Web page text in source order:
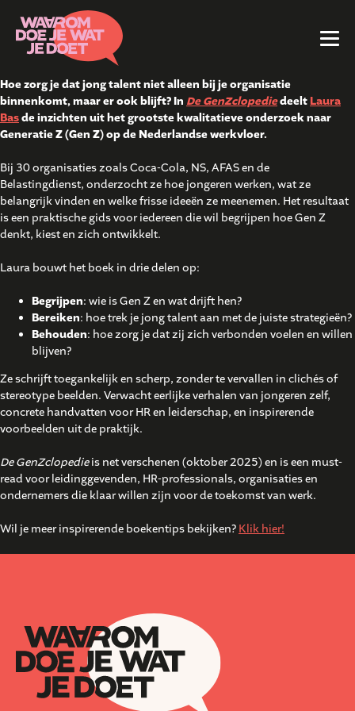
Hoe zorg je dat jong talent niet alleen bij je organisatie
binnenkomt, maar er ook blijft? In De GenZclopediedeelt Laura
Basde inzichten uit het grootste kwalitatieve onderzoek naar
Generatie Z (Gen Z) op de Nederlandse werkvloer.
Bij 30 organisaties zoals Coca-Cola, NS, AFAS en de
Belastingdienst, onderzocht ze hoe jongeren werken, wat ze
belangrijk vinden en welke frisse ideeën ze meenemen. Het resultaat
is een praktische gids voor iedereen die wil begrijpen hoe Gen Z
denkt, kiest en zich ontwikkelt.
Laura bouwt het boek in drie delen op:
Begrijpen: wie is Gen Z en wat drijft hen?
Bereiken: hoe trek je jong talent aan met de juiste strategieën?
Behouden: hoe zorg je dat zij zich verbonden voelen en willen
blijven?
Ze schrijft toegankelijk en scherp, zonder te vervallen in clichés of
stereotype beelden. Verwacht eerlijke verhalen van jongeren zelf,
concrete handvatten voor HR en leiderschap, en inspirerende
voorbeelden uit de praktijk.
De GenZclopedieis net verschenen (oktober 2025) en is een must-
read voor leidinggevenden, HR-professionals, organisaties en
ondernemers die klaar willen zijn voor de toekomst van werk.
Wil je meer inspirerende boekentips bekijken? Klik hier!